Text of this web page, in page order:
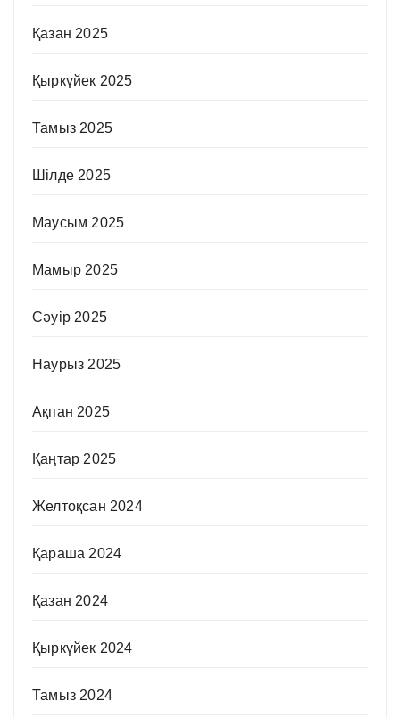
Қазан 2025
Қыркүйек 2025
Тамыз 2025
Шілде 2025
Маусым 2025
Мамыр 2025
Сәуір 2025
Наурыз 2025
Ақпан 2025
Қаңтар 2025
Желтоқсан 2024
Қараша 2024
Қазан 2024
Қыркүйек 2024
Тамыз 2024